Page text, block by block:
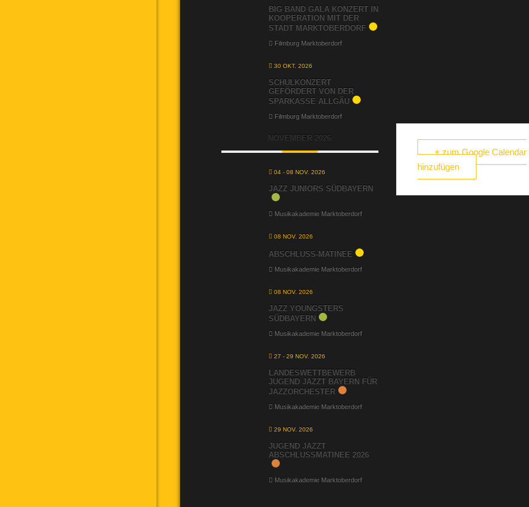
BIG BAND GALA KONZERT IN
KOOPERATION MIT DER
STADT MARKTOBERDORF
Filmburg Marktoberdorf
30 OKT. 2026
SCHULKONZERT
GEFÖRDERT VON DER
SPARKASSE ALLGÄU
Filmburg Marktoberdorf
NOVEMBER 2026
04 - 08 NOV. 2026
JAZZ JUNIORS SÜDBAYERN
Musikakademie Marktoberdorf
08 NOV. 2026
ABSCHLUSS-MATINEE
Musikakademie Marktoberdorf
08 NOV. 2026
JAZZ YOUNGSTERS
SÜDBAYERN
Musikakademie Marktoberdorf
27 - 29 NOV. 2026
LANDESWETTBEWERB
JUGEND JAZZT BAYERN FÜR
JAZZORCHESTER
Musikakademie Marktoberdorf
29 NOV. 2026
JUGEND JAZZT
ABSCHLUSSMATINEE 2026
Musikakademie Marktoberdorf
+ zum Google Calendar
hinzufügen